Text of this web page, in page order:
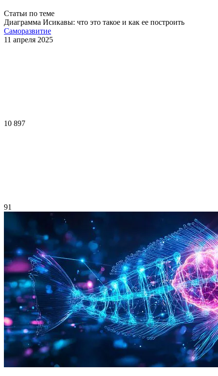
Статьи по теме
Диаграмма Исикавы: что это такое и как ее построить
Саморазвитие
11 апреля 2025
10 897
91